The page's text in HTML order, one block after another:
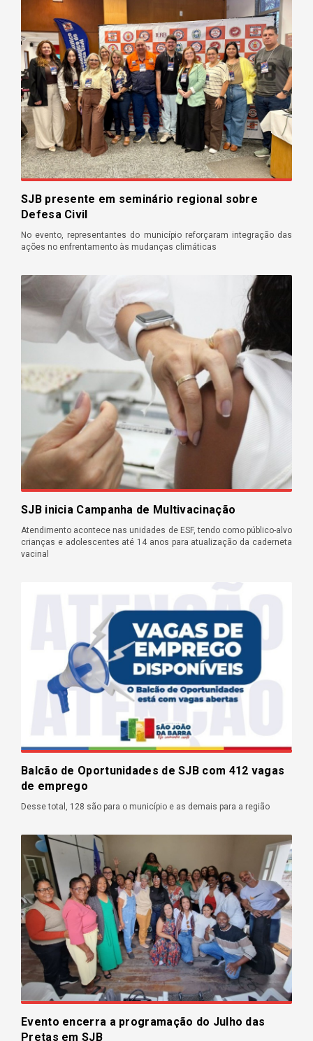
SJB presente em seminário regional sobre
Defesa Civil
No evento, representantes do município reforçaram integração das
ações no enfrentamento às mudanças climáticas
SJB inicia Campanha de Multivacinação
Atendimento acontece nas unidades de ESF, tendo como público-alvo
crianças e adolescentes até 14 anos para atualização da caderneta
vacinal
Balcão de Oportunidades de SJB com 412 vagas
de emprego
Desse total, 128 são para o município e as demais para a região
Evento encerra a programação do Julho das
Pretas em SJB